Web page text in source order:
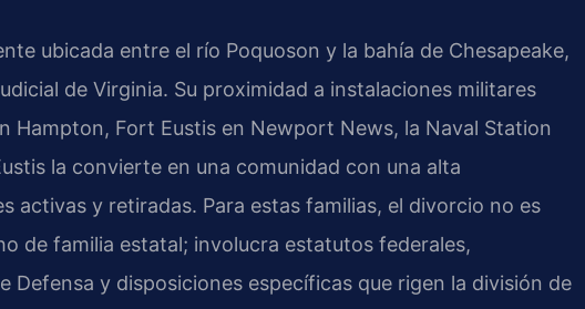
ubicada entre el río Poquoson y la bahía de Chesapeake,
de Virginia. Su proximidad a instalaciones militares
Hampton, Fort Eustis en Newport News, la Naval Station
la convierte en una comunidad con una alta
activas y retiradas. Para estas familias, el divorcio no es
de familia estatal; involucra estatutos federales,
Defensa y disposiciones específicas que rigen la división de